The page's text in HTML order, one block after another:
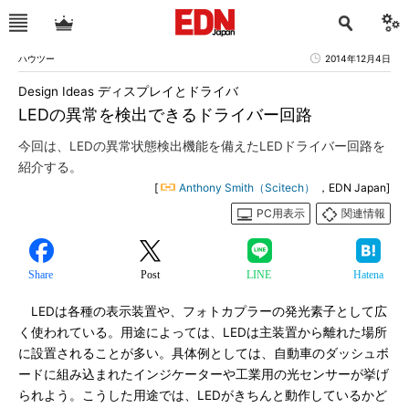
ハウツー 2014年12月4日
LEDの異常を検出できるドライバー回路
Design Ideas ディスプレイとドライバ
今回は、LEDの異常状態検出機能を備えたLEDドライバー回路を
紹介する。
[ Anthony Smith（Scitech）
，EDN Japan]
PC用表示
関連情報
Share Post LINE Hatena
LEDは各種の表示装置や、フォトカプラーの発光素子として広
く使われている。用途によっては、LEDは主装置から離れた場所
に設置されることが多い。具体例としては、自動車のダッシュボ
ードに組み込まれたインジケーターや工業用の光センサーが挙げ
られよう。こうした用途では、LEDがきちんと動作しているかど